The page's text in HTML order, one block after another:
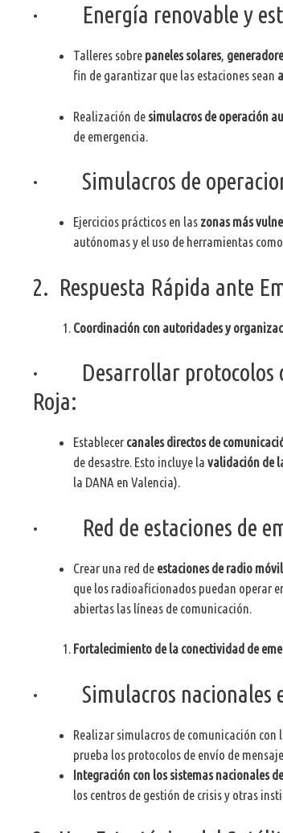
· Energía renovable y
Talleres sobre paneles solares,
fin de garantizar que las estaciones sean
Realización de simulacros de operación
de emergencia.
· Simulacros de
Ejercicios prácticos en las zonas más
autónomas y el uso de herramientas
2. Respuesta Rápida ante
Coordinación con autoridades y
· Desarrollar protocolos
Roja:
Establecer canales directos de
de desastre. Esto incluye la validación de
la DANA en Valencia).
· Red de estaciones de
Crear una red de estaciones de radio
que los radioaficionados puedan operar
abiertas las líneas de comunicación.
Fortalecimiento de la conectividad de
· Simulacros nacionales e
Realizar simulacros de comunicación con
prueba los protocolos de envío de
Integración con los sistemas nacionales
los centros de gestión de crisis y otras